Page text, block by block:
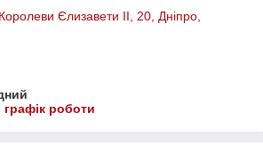
Єлизавети ІІ, 20, Дніпро,
роботи